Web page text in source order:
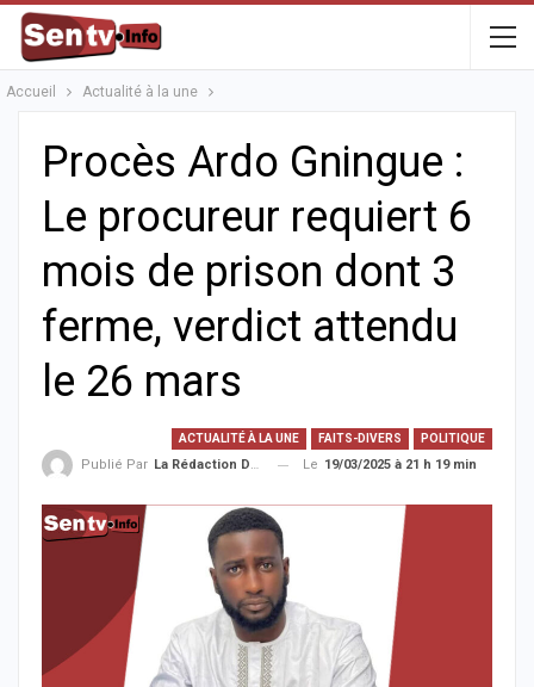
Accueil Actualité à la une
Procès Ardo Gningue :
Le procureur requiert 6
mois de prison dont 3
ferme, verdict attendu
le 26 mars
ACTUALITÉ À LA UNE FAITS-DIVERS POLITIQUE
Publié Par La Rédaction De La SenTV.info Le 19/03/2025 à 21 h 19 min